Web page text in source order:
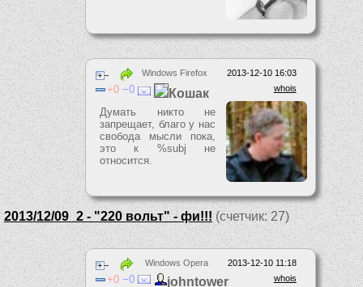
2013-12-10 16:03
Windows Firefox
whois
0 0 Кошак
Думать никто не
запрещает, благо у нас
свобода мысли пока,
это к %subj не
относится.
2013/12/09_2 - "220 вольт" - фи!!!(счетчик: 27)
2013-12-10 11:18
Windows Opera
whois
0 0 johntower